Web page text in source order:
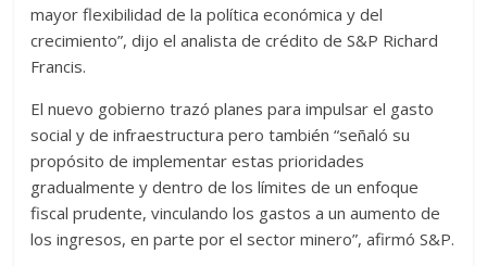
mayor flexibilidad de la política económica y del
crecimiento”, dijo el analista de crédito de S&P Richard
Francis.
El nuevo gobierno trazó planes para impulsar el gasto
social y de infraestructura pero también “señaló su
propósito de implementar estas prioridades
gradualmente y dentro de los límites de un enfoque
fiscal prudente, vinculando los gastos a un aumento de
los ingresos, en parte por el sector minero”, afirmó S&P.